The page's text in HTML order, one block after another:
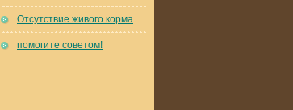
Отсутствие живого корма
помогите советом!